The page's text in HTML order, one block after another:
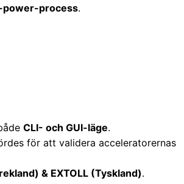
power-process.
CLI- och GUI-läge.
för att validera acceleratorernas
& EXTOLL (Tyskland).